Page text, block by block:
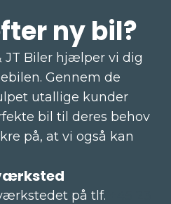
ny bil?
JT Biler hjælper vi dig
Gennem de
utallige kunder
bil til deres behov
på, at vi også kan
på tlf.